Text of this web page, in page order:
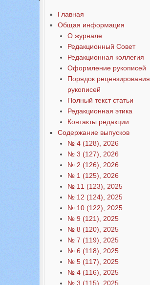
Наши авторы № 12-2020
Главная
Общая информация
О журнале
Редакционный Совет
Редакционная коллегия
Оформление рукописей
Порядок рецензирования
рукописей
Полный текст статьи
Редакционная этика
Контакты редакции
Содержание выпусков
№ 4 (128), 2026
№ 3 (127), 2026
№ 2 (126), 2026
№ 1 (125), 2026
№ 11 (123), 2025
№ 12 (124), 2025
№ 10 (122), 2025
№ 9 (121), 2025
№ 8 (120), 2025
№ 7 (119), 2025
№ 6 (118), 2025
№ 5 (117), 2025
№ 4 (116), 2025
№ 3 (115), 2025